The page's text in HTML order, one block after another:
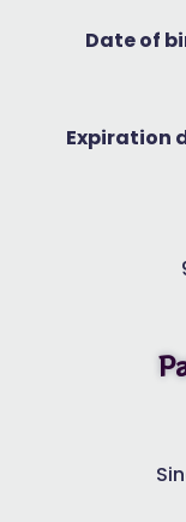
Date of
Expiration